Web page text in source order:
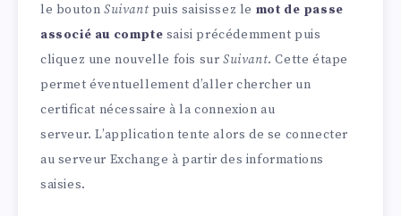
le bouton Suivant puis saisissez le mot de passe
associé au compte saisi précédemment puis
cliquez une nouvelle fois surSuivant. Cette étape
permet éventuellement d’aller chercher un
certificat nécessaire à la connexion au
serveur. L’application tente alors de se connecter
au serveur Exchange à partir des informations
saisies.